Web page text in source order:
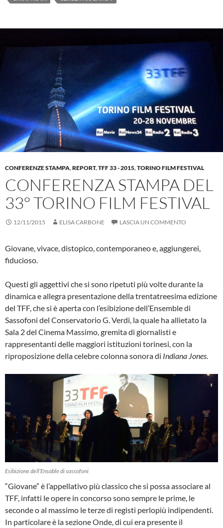
CONFERENZE STAMPA,REPORT,TFF 33 - 2015,TORINO FILM FESTIVAL
CONFERENZA STAMPA DEL
33° TORINO FILM FESTIVAL
12/11/2015 ELISA CARBONE LASCIA UN COMMENTO
Giovane, vivace, distopico, contemporaneo e, aggiungerei,
fiducioso.
Questi gli aggettivi che si sono ripetuti più volte durante la
dinamica e allegra presentazione della trentatreesima edizione
del TFF, che si è aperta con l’esibizione dell’Ensemble di
Sassofoni del Conservatorio G. Verdi, la quale ha allietato la
Sala 2 del Cinema Massimo, gremita di giornalisti e
rappresentanti delle maggiori istituzioni torinesi, con la
riproposizione della celebre colonna sonora di Indiana Jones.
Esibizione dell’Ensable di sassofoni
“Giovane” è l’appellativo più classico che si possa associare al
TFF, infatti le opere in concorso sono sempre le prime, le
seconde o al massimo le terze di registi perlopiù indipendenti.
In particolare è la sezione Onde, di cui era presente il